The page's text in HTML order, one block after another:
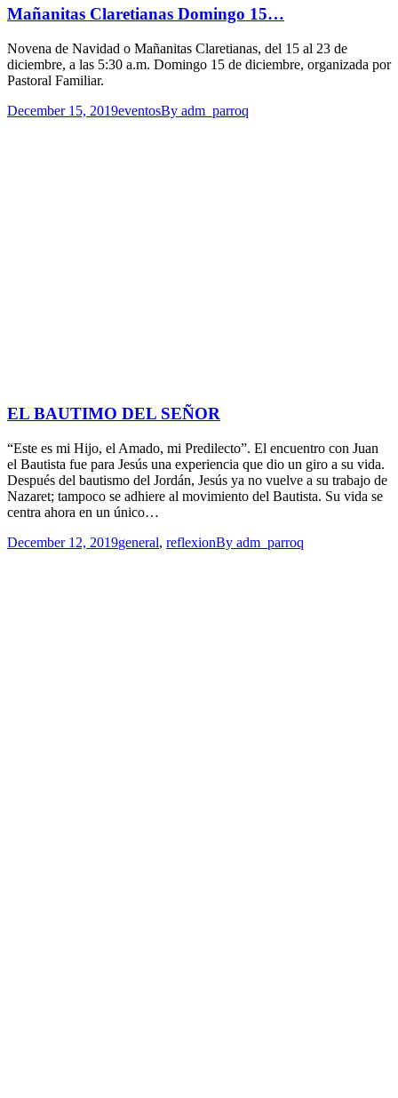
Mañanitas Claretianas Domingo 15…
Novena de Navidad o Mañanitas Claretianas, del 15 al 23 de
diciembre, a las 5:30 a.m. Domingo 15 de diciembre, organizada por
Pastoral Familiar.
December 15, 2019eventosBy adm_parroq
EL BAUTIMO DEL SEÑOR
“Este es mi Hijo, el Amado, mi Predilecto”. El encuentro con Juan
el Bautista fue para Jesús una experiencia que dio un giro a su vida.
Después del bautismo del Jordán, Jesús ya no vuelve a su trabajo de
Nazaret; tampoco se adhiere al movimiento del Bautista. Su vida se
centra ahora en un único…
December 12, 2019general, reflexionBy adm_parroq